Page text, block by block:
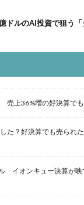
ルのAI投資で狙う「
売上36%増の好決算で
た？好決算でも売られ
イオンキュー決算が映